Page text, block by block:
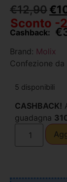
€12,90€
Sconto -
Cashback: €
Brand: Molix
Confezione da
5 disponibili
CASHBACK!
guadagna